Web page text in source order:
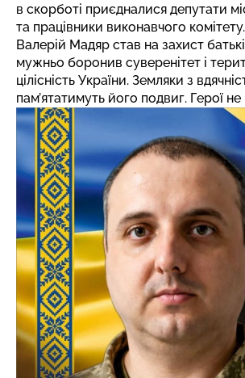
в скорботі приєдналися депутати
та працівники виконавчого комітету.
Валерій Мадяр став на захист
мужньо боронив суверенітет і
цілісність України. Земляки з
пам’ятатимуть його подвиг. Герої